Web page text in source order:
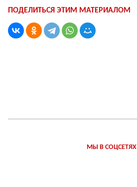
ПОДЕЛИТЬСЯ ЭТИМ МАТЕРИАЛОМ
МЫ В СОЦСЕТЯХ